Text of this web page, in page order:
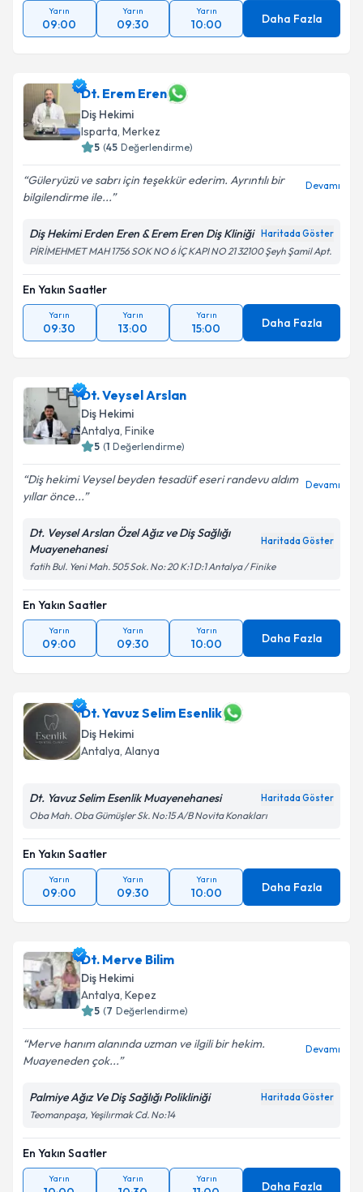
Yarın
09:00
Yarın
09:30
Yarın
10:00 Daha Fazla
Dt. Erem Eren
Diş Hekimi
Isparta, Merkez
5 (45 Değerlendirme)
Güleryüzü ve sabrı için teşekkür ederim. Ayrıntılı bir
bilgilendirme ile...
Devamı
Diş Hekimi Erden Eren & Erem Eren Diş Kliniği Haritada Göster
PİRİMEHMET MAH 1756 SOK NO 6 İÇ KAPI NO 21 32100 Şeyh Şamil Apt.
En Yakın Saatler
Yarın
09:30
Yarın
13:00
Yarın
15:00 Daha Fazla
Dt. Veysel Arslan
Diş Hekimi
Antalya, Finike
5 (1 Değerlendirme)
Diş hekimi Veysel beyden tesadüf eseri randevu aldım
yıllar önce...
Devamı
Dt. Veysel Arslan Özel Ağız ve Diş Sağlığı
Muayenehanesi
Haritada Göster
fatih Bul. Yeni Mah. 505 Sok. No: 20 K:1 D:1 Antalya / Finike
En Yakın Saatler
Yarın
09:00
Yarın
09:30
Yarın
10:00 Daha Fazla
Dt. Yavuz Selim Esenlik
Diş Hekimi
Antalya, Alanya
Dt. Yavuz Selim Esenlik Muayenehanesi Haritada Göster
Oba Mah. Oba Gümüşler Sk. No:15 A/B Novita Konakları
En Yakın Saatler
Yarın
09:00
Yarın
09:30
Yarın
10:00 Daha Fazla
Dt. Merve Bilim
Diş Hekimi
Antalya, Kepez
5 (7 Değerlendirme)
Merve hanım alanında uzman ve ilgili bir hekim.
Muayeneden çok...
Devamı
Palmiye Ağız Ve Diş Sağlığı Polikliniği Haritada Göster
Teomanpaşa, Yeşilırmak Cd. No:14
En Yakın Saatler
Yarın Yarın Yarın
Daha Fazla